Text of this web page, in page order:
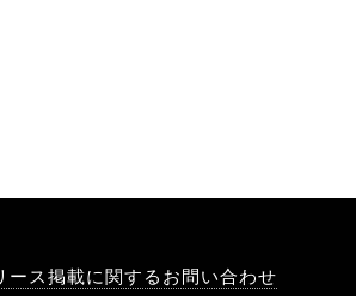
ース掲載に関するお問い合わせ